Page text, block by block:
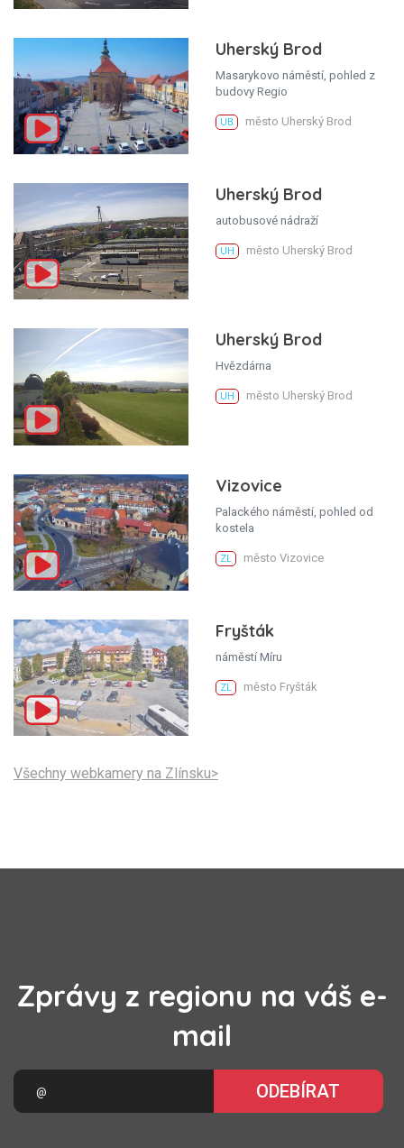
Uherský Brod
Masarykovo náměstí, pohled z
budovy Regio
UB město Uherský Brod
Uherský Brod
autobusové nádraží
UH město Uherský Brod
Uherský Brod
Hvězdárna
UH město Uherský Brod
Vizovice
Palackého náměstí, pohled od
kostela
ZL město Vizovice
Fryšták
náměstí Míru
ZL město Fryšták
Všechny webkamery na Zlínsku>
Zprávy z regionu na váš e-
mail
ODEBÍRAT